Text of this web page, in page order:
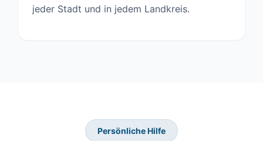
jeder Stadt und in jedem Landkreis.
Persönliche Hilfe